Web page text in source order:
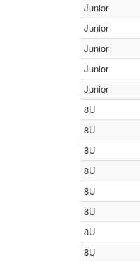
Junior
Junior
Junior
Junior
Junior
8U
8U
8U
8U
8U
8U
8U
8U